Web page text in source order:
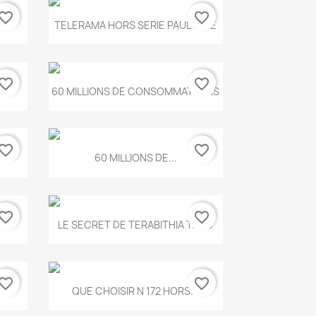
Aperçu rapide
TELERAMA HORS SERIE PAUL KLEE
favorite_border
Aperçu rapide
60 MILLIONS DE CONSOMMATEURS
favorite_border
Aperçu rapide
60 MILLIONS DE... favorite_border
Aperçu rapide
LE SECRET DE TERABITHIA T.560
favorite_border
Aperçu rapide
QUE CHOISIR N 172 HORS...favorite_border